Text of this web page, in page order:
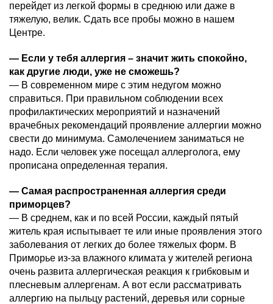
перейдет из легкой формы в среднюю или даже в
тяжелую, велик. Сдать все пробы можно в нашем
Центре.
— Если у тебя аллергия – значит жить спокойно,
как другие люди, уже не сможешь?
— В современном мире с этим недугом можно
справиться. При правильном соблюдении всех
профилактических мероприятий и назначений
врачебных рекомендаций проявление аллергии можно
свести до минимума. Самолечением заниматься не
надо. Если человек уже посещал аллерголога, ему
прописана определенная терапия.
— Самая распространенная аллергия среди
приморцев?
— В среднем, как и по всей России, каждый пятый
житель края испытывает те или иные проявления этого
заболевания от легких до более тяжелых форм. В
Приморье из-за влажного климата у жителей региона
очень развита аллергическая реакция к грибковым и
плесневым аллергенам. А вот если рассматривать
аллергию на пыльцу растений, деревья или сорные